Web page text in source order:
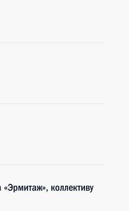
«Эрмитаж», коллективу